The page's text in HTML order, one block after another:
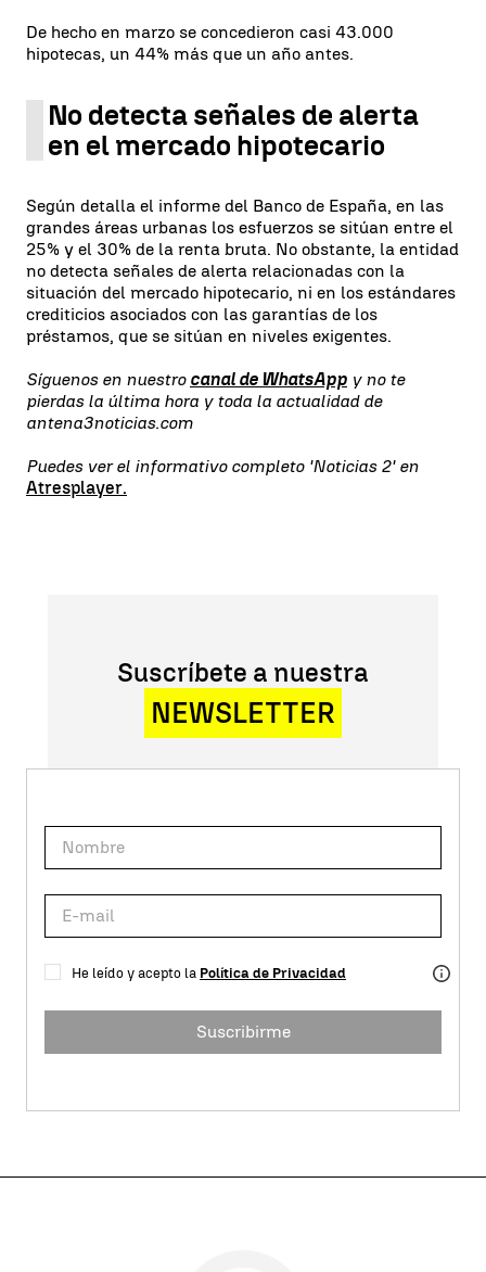
De hecho en marzo se concedieron casi 43.000
hipotecas, un 44% más que un año antes.
No detecta señales de alerta
en el mercado hipotecario
Según detalla el informe del Banco de España, en las
grandes áreas urbanas los esfuerzos se sitúan entre el
25% y el 30% de la renta bruta. No obstante, la entidad
no detecta señales de alerta relacionadas con la
situación del mercado hipotecario, ni en los estándares
crediticios asociados con las garantías de los
préstamos, que se sitúan en niveles exigentes.
Síguenos en nuestro canal de WhatsApp y no te
pierdas la última hora y toda la actualidad de
antena3noticias.com
Puedes ver el informativo completo 'Noticias 2' en
Atresplayer.
Suscríbete a nuestra
NEWSLETTER
He leído y acepto la Política de Privacidad
Suscribirme